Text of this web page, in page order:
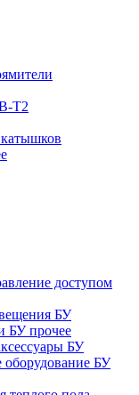
T2
доступом
БУ
БУ прочее
БУ
БУ